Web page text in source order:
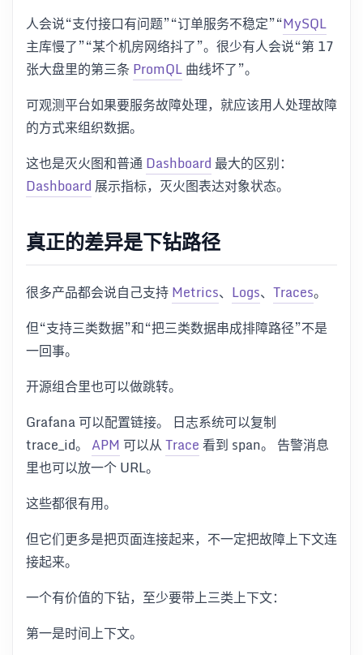
人会说“支付接口有问题”“订单服务不稳定”“MySQL
主库慢了”“某个机房网络抖了”。很少有人会说“第 17
张大盘里的第三条 PromQL曲线坏了”。
可观测平台如果要服务故障处理，就应该用人处理故障
的方式来组织数据。
这也是灭火图和普通Dashboard最大的区别：
Dashboard展示指标，灭火图表达对象状态。
真正的差异是下钻路径
很多产品都会说自己支持Metrics、 Logs、 Traces。
但“支持三类数据”和“把三类数据串成排障路径”不是
一回事。
开源组合里也可以做跳转。
Grafana 可以配置链接。 日志系统可以复制
trace_id。 APM 可以从Trace看到 span。 告警消息
里也可以放一个 URL。
这些都很有用。
但它们更多是把页面连接起来，不一定把故障上下文连
接起来。
一个有价值的下钻，至少要带上三类上下文：
第一是时间上下文。